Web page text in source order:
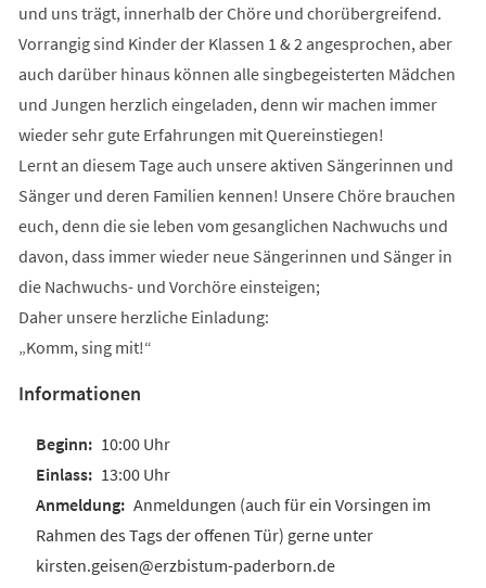
und uns trägt, innerhalb der Chöre und chorübergreifend.
Vorrangig sind Kinder der Klassen 1 & 2 angesprochen, aber
auch darüber hinaus können alle singbegeisterten Mädchen
und Jungen herzlich eingeladen, denn wir machen immer
wieder sehr gute Erfahrungen mit Quereinstiegen!
Lernt an diesem Tage auch unsere aktiven Sängerinnen und
Sänger und deren Familien kennen! Unsere Chöre brauchen
euch, denn die sie leben vom gesanglichen Nachwuchs und
davon, dass immer wieder neue Sängerinnen und Sänger in
die Nachwuchs- und Vorchöre einsteigen;
Daher unsere herzliche Einladung:
„Komm, sing mit!“
Informationen
10:00 Uhr
13:00 Uhr
Anmeldungen (auch für ein Vorsingen im
Rahmen des Tags der offenen Tür) gerne unter
kirsten.geisen@erzbistum-paderborn.de